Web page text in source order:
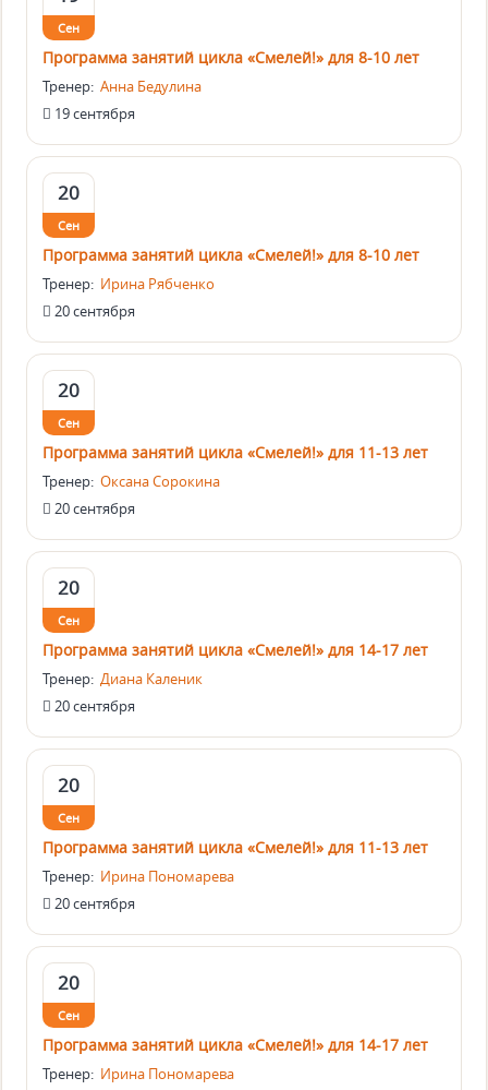
Сен
Программа занятий цикла «Смелей!» для 8-10 лет
Тренер: Анна Бедулина
19 сентября
20
Сен
Программа занятий цикла «Смелей!» для 8-10 лет
Тренер: Ирина Рябченко
20 сентября
20
Сен
Программа занятий цикла «Смелей!» для 11-13 лет
Тренер: Оксана Сорокина
20 сентября
20
Сен
Программа занятий цикла «Смелей!» для 14-17 лет
Тренер: Диана Каленик
20 сентября
20
Сен
Программа занятий цикла «Смелей!» для 11-13 лет
Тренер: Ирина Пономарева
20 сентября
20
Сен
Программа занятий цикла «Смелей!» для 14-17 лет
Тренер: Ирина Пономарева